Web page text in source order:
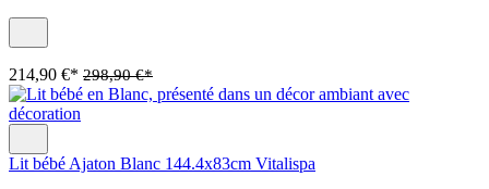
214,90 €* 298,90 €*
Lit bébé Ajaton Blanc 144.4x83cm Vitalispa